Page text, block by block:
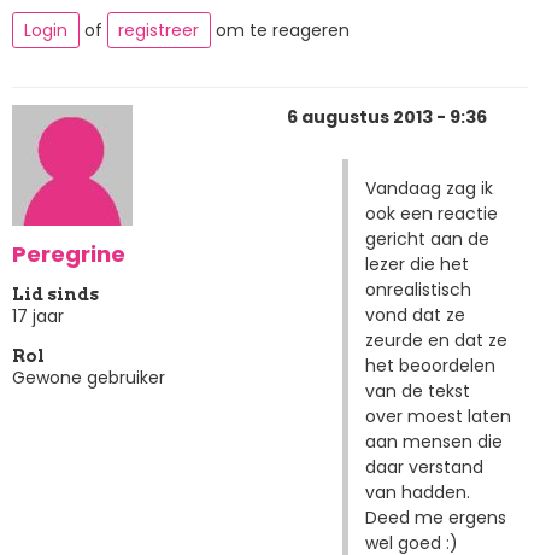
Login
of registreer om te reageren
Peregrine
Lid sinds
17 jaar
Rol
Gewone gebruiker
6 augustus 2013 - 9:36
Vandaag zag ik
ook een reactie
gericht aan de
lezer die het
onrealistisch
vond dat ze
zeurde en dat ze
het beoordelen
van de tekst
over moest laten
aan mensen die
daar verstand
van hadden.
Deed me ergens
wel goed :)